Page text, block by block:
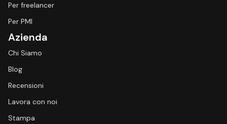
Per freelancer
Per PMI
Azienda
Chi Siamo
Blog
Recensioni
Lavora con noi
Stampa